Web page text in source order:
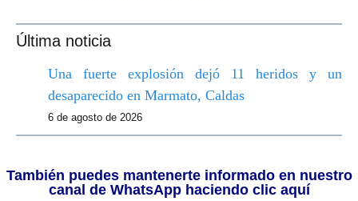
Última noticia
Una fuerte explosión dejó 11 heridos y un
desaparecido en Marmato, Caldas
6 de agosto de 2026
También puedes mantenerte informado en nuestro
canal de WhatsApp haciendo clic aquí